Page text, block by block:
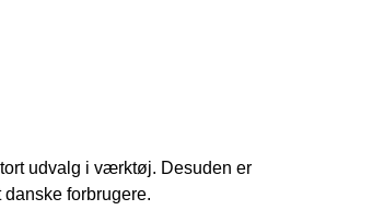
udvalg i værktøj. Desuden er
forbrugere.